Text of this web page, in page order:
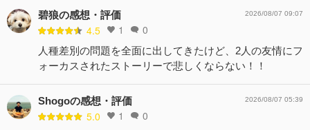
碧狼の感想・評価
4.5 1 0
2026/08/07 09:07
人種差別の問題を全面に出してきたけど、2人の友情にフ
ォーカスされたストーリーで悲しくならない！！
Shogoの感想・評価
5.0 1 0
2026/08/07 05:39